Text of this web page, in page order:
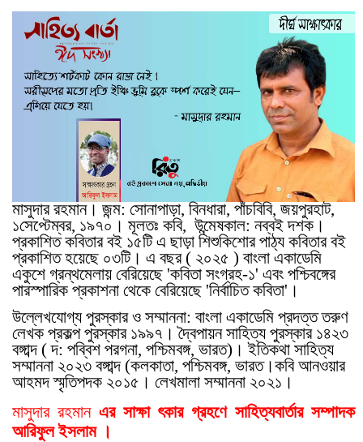
মাসুদার রহমান। জন্ম: সোনাপাড়া, বিনধারা, পাঁচবিবি, জয়পুরহাট,
১সেপ্টেম্বর, ১৯৭০। মূলতঃ কবি, উন্মেষকাল: নব্বই দশক।
প্রকাশিত কবিতার বই ১৫টি এ ছাড়া শিশুকিশোর পাঠ্য কবিতার বই
প্রকাশিত হয়েছে ০৩টি। এ বছর ( ২০২৫ ) বাংলা একাডেমি
একুশে গ্রন্থমেলায় বেরিয়েছে 'কবিতা সংগ্রহ-১' এবং পশ্চিবঙ্গের
পারস্পারিক প্রকাশনা থেকে বেরিয়েছে 'নির্বাচিত কবিতা'।
উল্লেখযোগ্য পুরস্কার ও সম্মাননা: বাংলা একাডেমি প্রদত্ত তরুণ
লেখক প্রকল্প পুরস্কার ১৯৯৭। দ্বৈপায়ন সাহিত্য পুরস্কার ১৪২৩
বঙ্গাব্দ ( দ: পব্বিশ পরগনা, পশ্চিমবঙ্গ, ভারত)। ইতিকথা সাহিত্য
সম্মাননা ২০২৩ বঙ্গাব্দ (কলকাতা, পশ্চিমবঙ্গ, ভারত।কবি আনওয়ার
আহমদ স্মৃতিপদক ২০১৫। লেখমালা সম্মাননা ২০২১।
মাসুদার রহমান এর সাক্ষা ৎকার গ্রহণে সাহিত্যবার্তার সম্পাদক
আরিফুল ইসলাম ।